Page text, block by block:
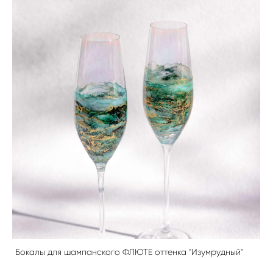
Бокалы для шампанского ФЛЮТЕ оттенка "Изумрудный"